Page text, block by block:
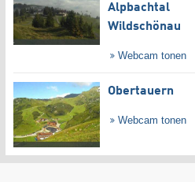
Alpbachtal
Wildschönau
Webcam tonen
Obertauern
Webcam tonen